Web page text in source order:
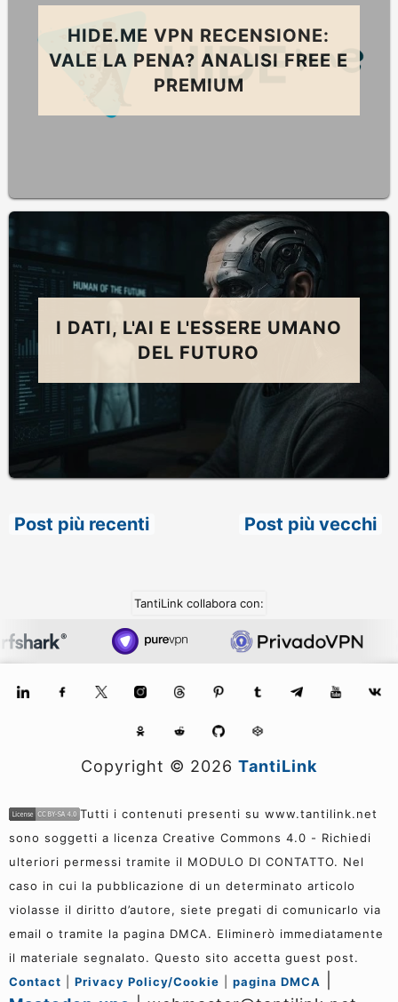
HIDE.ME VPN RECENSIONE:
VALE LA PENA? ANALISI FREE E
PREMIUM
I DATI, L'AI E L'ESSERE UMANO
DEL FUTURO
Post più recenti Post più vecchi
TantiLink collabora con:
Copyright © 2026 TantiLink
Tutti i contenuti presenti su www.tantilink.net
sono soggetti a licenza Creative Commons 4.0 - Richiedi
ulteriori permessi tramite il MODULO DI CONTATTO. Nel
caso in cui la pubblicazione di un determinato articolo
violasse il diritto d’autore, siete pregati di comunicarlo via
email o tramite la pagina DMCA. Eliminerò immediatamente
il materiale segnalato. Questo sito accetta guest post.
Contact
Privacy Policy/Cookie pagina DMCA